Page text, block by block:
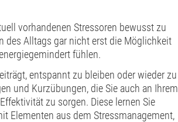
vorhandenen Stressoren bewusst zu
des Alltags gar nicht erst die Möglichkeit
fühlen.
entspannt zu bleiben oder wieder zu
und Kurzübungen, die Sie auch an Ihrem
zu sorgen. Diese lernen Sie
Elementen aus dem Stressmanagement,